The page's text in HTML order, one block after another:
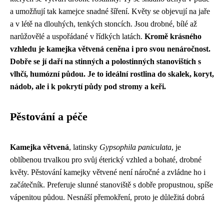
a umožňují tak kamejce snadné šíření. Květy se objevují na jaře
a v létě na dlouhých, tenkých stoncích. Jsou drobné, bílé až
narůžovělé a uspořádané v řídkých latách. Kromě krásného
vzhledu je kamejka větvená ceněna i pro svou nenáročnost.
Dobře se jí daří na stinných a polostinných stanovištích s
vlhčí, humózní půdou. Je to ideální rostlina do skalek, koryt,
nádob, ale i k pokrytí půdy pod stromy a keři.
Pěstování a péče
Kamejka větvená, latinsky Gypsophila paniculata, je
oblíbenou trvalkou pro svůj éterický vzhled a bohaté, drobné
květy. Pěstování kamejky větvené není náročné a zvládne ho i
začátečník. Preferuje slunné stanoviště s dobře propustnou, spíše
vápenitou půdou. Nesnáší přemokření, proto je důležitá dobrá